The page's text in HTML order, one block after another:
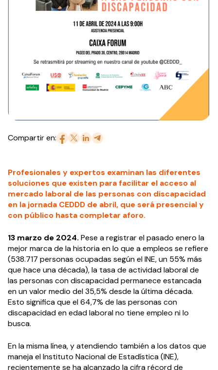
Compartir en:
Profesionales y expertos examinan las diferentes
soluciones que existen para facilitar el acceso al
mercado laboral de las personas con discapacidad
en la jornada CEDDD de abril, que será presencial y
con público hasta completar aforo.
13 marzo de 2024. Pese a registrar el pasado enero la
mejor marca de la historia en lo que a empleos se refiere
(538.717 personas ocupadas según el INE, un 55% más
que hace una década), la tasa de actividad laboral de
las personas con discapacidad permanece estancada
en un valor medio del 35,5% desde la última década.
Esto significa que el 64,7% de las personas con
discapacidad en edad laboral no tiene empleo ni lo
busca.
En la misma línea, y atendiendo también a los datos que
maneja el Instituto Nacional de Estadística (INE),
recientemente se ha alcanzado la cifra récord de